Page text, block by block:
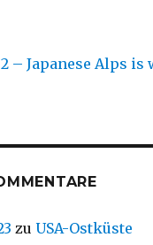
– Japanese Alps is
zuUSA-Ostküste